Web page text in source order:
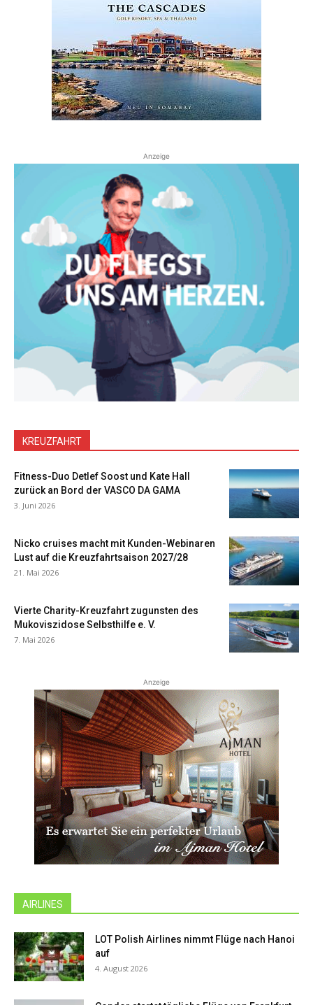
Anzeige
KREUZFAHRT
Fitness-Duo Detlef Soost und Kate Hall
zurück an Bord der VASCO DA GAMA
3. Juni 2026
Nicko cruises macht mit Kunden-Webinaren
Lust auf die Kreuzfahrtsaison 2027/28
21. Mai 2026
Vierte Charity-Kreuzfahrt zugunsten des
Mukoviszidose Selbsthilfe e. V.
7. Mai 2026
Anzeige
AIRLINES
LOT Polish Airlines nimmt Flüge nach Hanoi
auf
4. August 2026